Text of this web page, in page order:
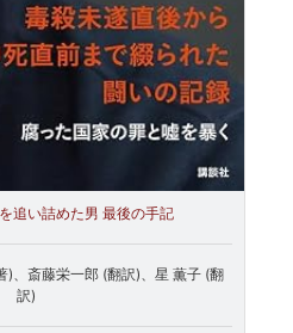
追い詰めた男 最後の手記
)、斎藤栄一郎 (翻訳)、星 薫子 (翻
訳)